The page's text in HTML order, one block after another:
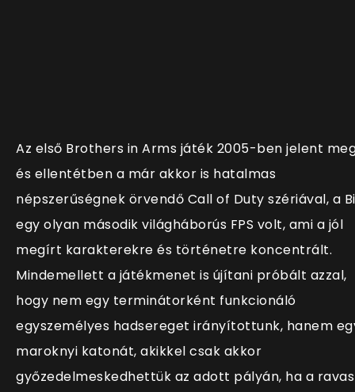
Az első Brothers in Arms játék 2005-ben jelent
és ellentétben a már akkor is hatalmas
népszerűségnek örvendő Call of Duty szériával, a
egy olyan második világháborús FPS volt, ami a jól
megírt karakterekre és történetre koncentrált.
Mindemellett a játékmenet is újítani próbált azzal,
hogy nem egy terminátorként funkcionáló
egyszemélyes hadsereget irányítottunk, hanem
maroknyi katonát, akikkel csak akkor
győzedelmeskedhettük az adott pályán, ha a